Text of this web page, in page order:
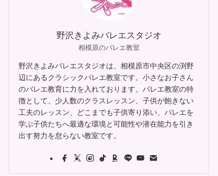
野沢きよみバレエスタジオ
相模原のバレエ教室
野沢きよみバレエスタジオは、相模原市中央区の渕野
辺にあるクラシックバレエ教室です。小さなお子さん
のバレエ教育に力を入れております。バレエ教室の特
徴として、少人数のクラスレッスン、子供が飽きない
工夫のレッスン、どこまでも子供寄り添い、バレエを
学ぶ子供たちへ最適な環境と可能性や潜在能力を引き
出す努力を怠らない教室です。